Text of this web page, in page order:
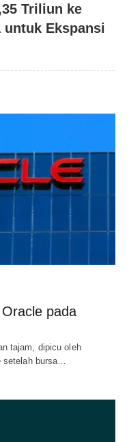
Triliun ke
untuk Ekspansi
pada
tajam, dipicu oleh
setelah bursa…